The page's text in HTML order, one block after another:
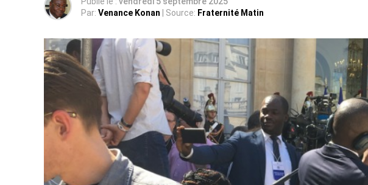
Par: Venance Konan | Source: Fraternité Matin